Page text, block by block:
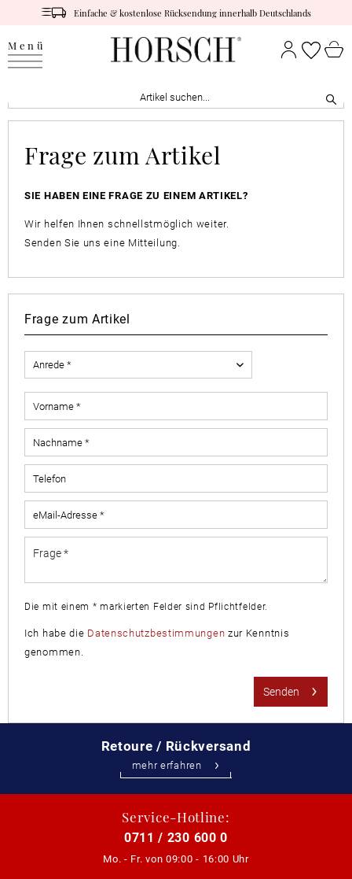
Einfache & kostenlose Rücksendung innerhalb Deutschlands
Menü
Frage zum Artikel
SIE HABEN EINE FRAGE ZU EINEM ARTIKEL?
Wir helfen Ihnen schnellstmöglich weiter.
Senden Sie uns eine Mitteilung.
Frage zum Artikel
Die mit einem * markierten Felder sind Pflichtfelder.
Ich habe die Datenschutzbestimmungen zur Kenntnis
genommen.
Senden
Retoure / Rückversand
mehr erfahren
Service-Hotline:
0711 / 230 600 0
Mo. - Fr. von 09:00 - 16:00 Uhr